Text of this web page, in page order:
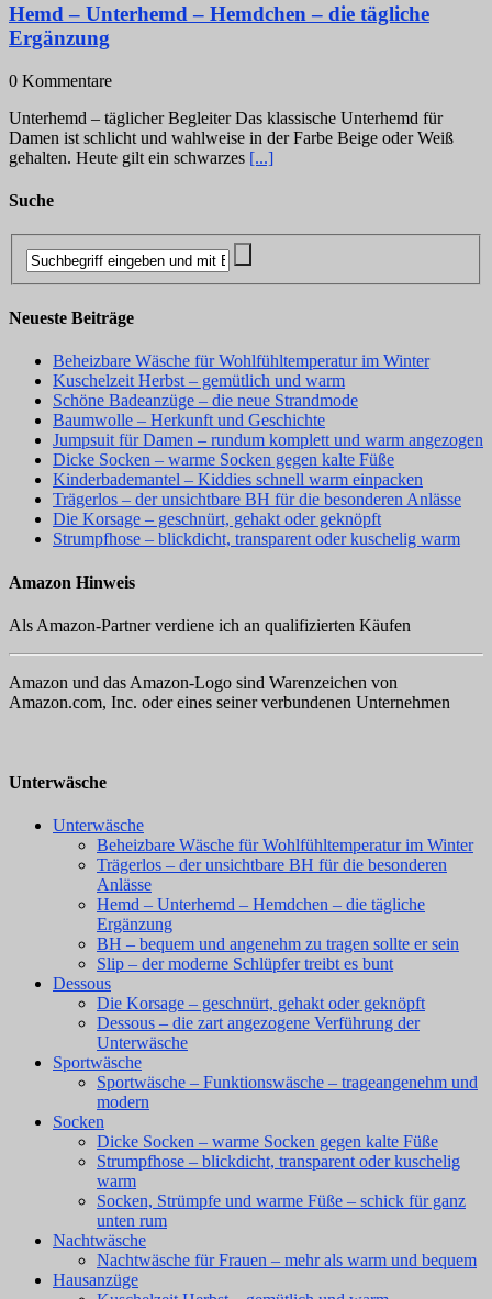
Hemd – Unterhemd – Hemdchen – die tägliche
Ergänzung
0 Kommentare
Unterhemd – täglicher Begleiter Das klassische Unterhemd für
Damen ist schlicht und wahlweise in der Farbe Beige oder Weiß
gehalten. Heute gilt ein schwarzes [...]
Suche
Neueste Beiträge
Beheizbare Wäsche für Wohlfühltemperatur im Winter
Kuschelzeit Herbst – gemütlich und warm
Schöne Badeanzüge – die neue Strandmode
Baumwolle – Herkunft und Geschichte
Jumpsuit für Damen – rundum komplett und warm angezogen
Dicke Socken – warme Socken gegen kalte Füße
Kinderbademantel – Kiddies schnell warm einpacken
Trägerlos – der unsichtbare BH für die besonderen Anlässe
Die Korsage – geschnürt, gehakt oder geknöpft
Strumpfhose – blickdicht, transparent oder kuschelig warm
Amazon Hinweis
Als Amazon-Partner verdiene ich an qualifizierten Käufen
Amazon und das Amazon-Logo sind Warenzeichen von
Amazon.com, Inc. oder eines seiner verbundenen Unternehmen
Unterwäsche
Unterwäsche
Beheizbare Wäsche für Wohlfühltemperatur im Winter
Trägerlos – der unsichtbare BH für die besonderen
Anlässe
Hemd – Unterhemd – Hemdchen – die tägliche
Ergänzung
BH – bequem und angenehm zu tragen sollte er sein
Slip – der moderne Schlüpfer treibt es bunt
Dessous
Die Korsage – geschnürt, gehakt oder geknöpft
Dessous – die zart angezogene Verführung der
Unterwäsche
Sportwäsche
Sportwäsche – Funktionswäsche – trageangenehm und
modern
Socken
Dicke Socken – warme Socken gegen kalte Füße
Strumpfhose – blickdicht, transparent oder kuschelig
warm
Socken, Strümpfe und warme Füße – schick für ganz
unten rum
Nachtwäsche
Nachtwäsche für Frauen – mehr als warm und bequem
Hausanzüge